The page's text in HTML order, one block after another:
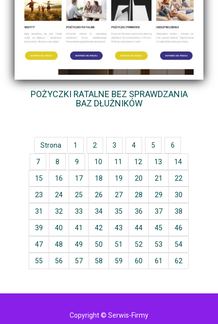
POŻYCZKI RATALNE BEZ SPRAWDZANIA
BAZ DŁUŻNIKÓW
Strona 1 2 3 4 5 6
7 8 9 10 11 12 13 14
15 16 17 18 19 20 21 22
23 24 25 26 27 28 29 30
31 32 33 34 35 36 37 38
39 40 41 42 43 44 45 46
47 48 49 50 51 52 53 54
55 56 57 58 59 60 61 62
Copyright © Serwis-Firmy